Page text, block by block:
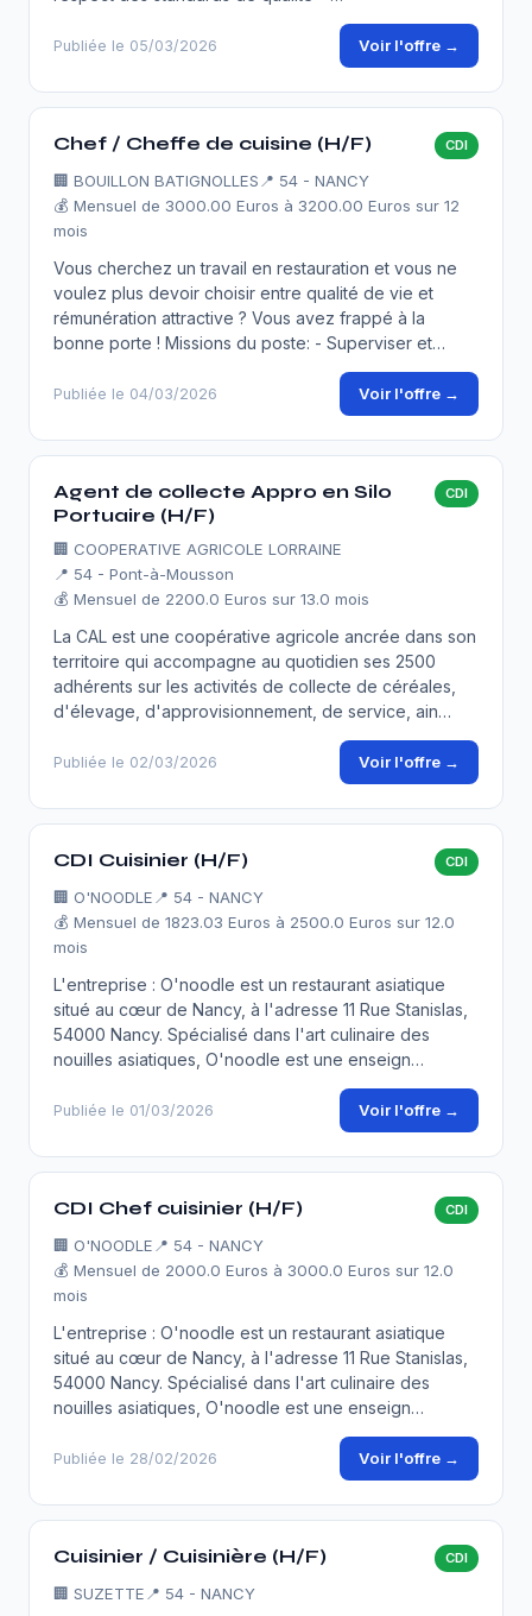
Publiée le 05/03/2026 Voir l'offre →
Chef / Cheffe de cuisine (H/F) CDI
🏢 BOUILLON BATIGNOLLES 📍 54 - NANCY
💰 Mensuel de 3000.00 Euros à 3200.00 Euros sur 12
mois
Vous cherchez un travail en restauration et vous ne
voulez plus devoir choisir entre qualité de vie et
rémunération attractive ? Vous avez frappé à la
bonne porte ! Missions du poste: - Superviser et…
Publiée le 04/03/2026 Voir l'offre →
Agent de collecte Appro en Silo
Portuaire (H/F)
CDI
🏢 COOPERATIVE AGRICOLE LORRAINE
📍 54 - Pont-à-Mousson
💰 Mensuel de 2200.0 Euros sur 13.0 mois
La CAL est une coopérative agricole ancrée dans son
territoire qui accompagne au quotidien ses 2500
adhérents sur les activités de collecte de céréales,
d'élevage, d'approvisionnement, de service, ain…
Publiée le 02/03/2026 Voir l'offre →
CDI Cuisinier (H/F) CDI
🏢 O'NOODLE 📍 54 - NANCY
💰 Mensuel de 1823.03 Euros à 2500.0 Euros sur 12.0
mois
L'entreprise : O'noodle est un restaurant asiatique
situé au cœur de Nancy, à l'adresse 11 Rue Stanislas,
54000 Nancy. Spécialisé dans l'art culinaire des
nouilles asiatiques, O'noodle est une enseign…
Publiée le 01/03/2026 Voir l'offre →
CDI Chef cuisinier (H/F) CDI
🏢 O'NOODLE 📍 54 - NANCY
💰 Mensuel de 2000.0 Euros à 3000.0 Euros sur 12.0
mois
L'entreprise : O'noodle est un restaurant asiatique
situé au cœur de Nancy, à l'adresse 11 Rue Stanislas,
54000 Nancy. Spécialisé dans l'art culinaire des
nouilles asiatiques, O'noodle est une enseign…
Publiée le 28/02/2026 Voir l'offre →
Cuisinier / Cuisinière (H/F) CDI
🏢 SUZETTE 📍 54 - NANCY